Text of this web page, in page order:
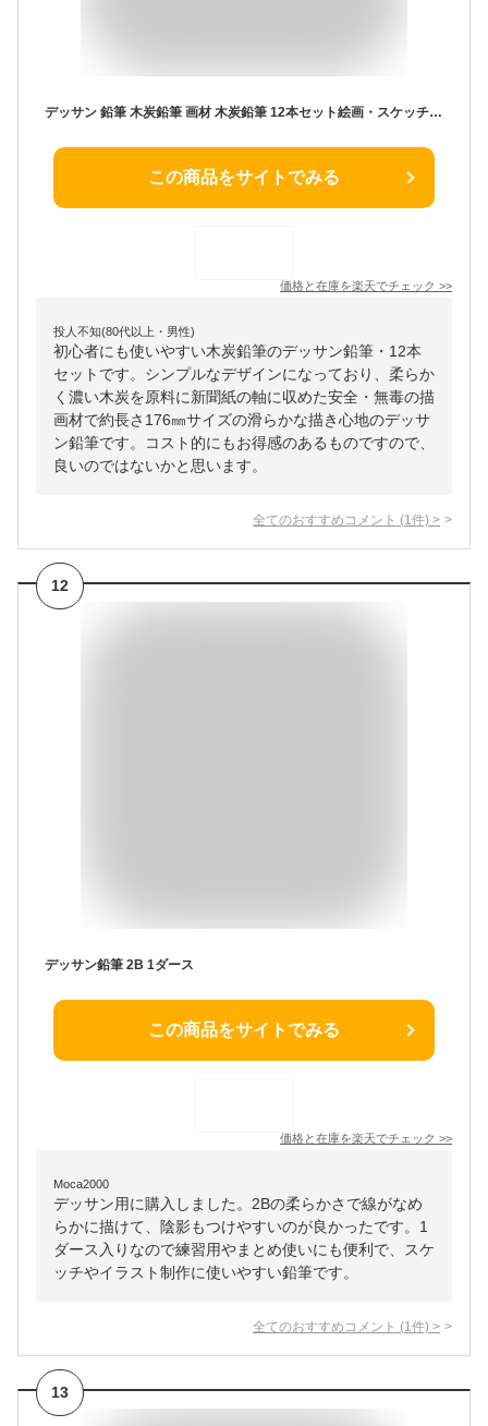
デッサン 鉛筆 木炭鉛筆 画材 木炭鉛筆 12本セット絵画・スケッチ・デッサン・線描・製図 初心者に最適
この商品をサイトでみる
価格と在庫を楽天でチェック >>
投人不知(80代以上・男性)
初心者にも使いやすい木炭鉛筆のデッサン鉛筆・12本
セットです。シンプルなデザインになっており、柔らか
く濃い木炭を原料に新聞紙の軸に収めた安全・無毒の描
画材で約長さ176㎜サイズの滑らかな描き心地のデッサ
ン鉛筆です。コスト的にもお得感のあるものですので、
良いのではないかと思います。
全てのおすすめコメント (1 件) >
12
デッサン鉛筆 2B 1ダース
この商品をサイトでみる
価格と在庫を楽天でチェック >>
Moca2000
デッサン用に購入しました。2Bの柔らかさで線がなめ
らかに描けて、陰影もつけやすいのが良かったです。1
ダース入りなので練習用やまとめ使いにも便利で、スケ
ッチやイラスト制作に使いやすい鉛筆です。
全てのおすすめコメント (1 件) >
13